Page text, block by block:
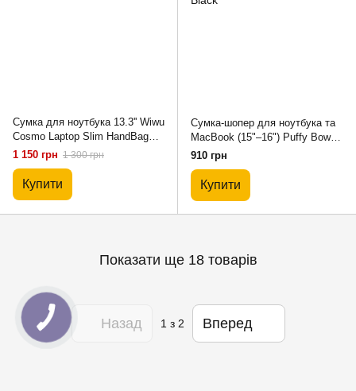
Сумка для ноутбука 13.3'' Wiwu
Cosmo Laptop Slim HandBag
Case - Green
1 150 грн 1 300 грн
Купити
Сумка-шопер для ноутбука та
MacBook (15"–16") Puffy Bows
"Life HoHo" – Black
910 грн
Купити
Показати ще 18 товарів
Назад 1з 2 Вперед